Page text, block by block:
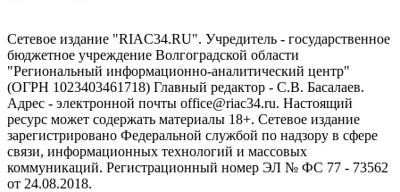
Сетевое издание "RIAC34.RU". Учредитель - государственное
бюджетное учреждение Волгоградской области
"Региональный информационно-аналитический центр"
(ОГРН 1023403461718) Главный редактор - С.В. Басалаев.
Адрес - электронной почты office@riac34.ru. Настоящий
ресурс может содержать материалы 18+. Сетевое издание
зарегистрировано Федеральной службой по надзору в сфере
связи, информационных технологий и массовых
коммуникаций. Регистрационный номер ЭЛ № ФС 77 - 73562
от 24.08.2018.